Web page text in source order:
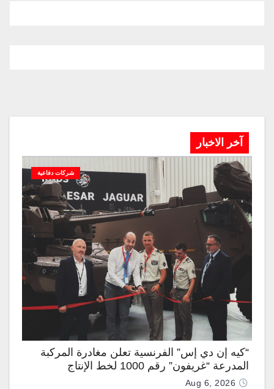
آخر الاخبار
شركات دفاعية
“كيه إن دي إس” الفرنسية تعلن مغادرة المركبة
المدرعة “غريفون” رقم 1000 لخط الإنتاج
Aug 6, 2026